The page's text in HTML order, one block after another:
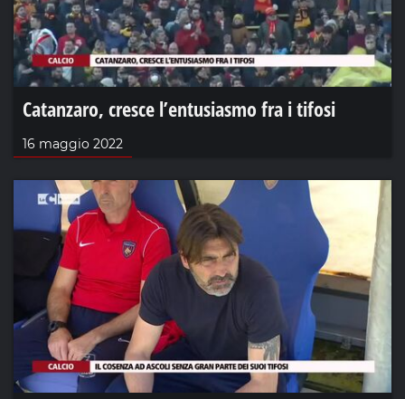
Catanzaro, cresce l’entusiasmo fra i tifosi
16 maggio 2022